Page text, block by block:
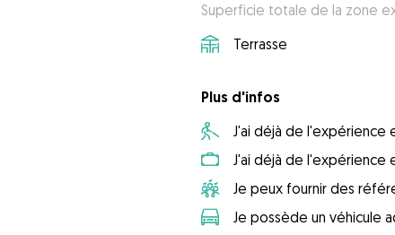
Superficie totale de la zone
Terrasse
Plus d'infos
J'ai déjà de l'expérience
J'ai déjà de l'expérience
Je peux fournir des
Je possède un véhicule